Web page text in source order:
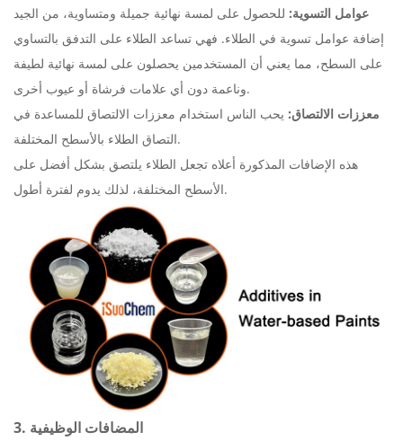
عوامل التسوية: للحصول على لمسة نهائية جميلة ومتساوية، من الجيد
إضافة عوامل تسوية في الطلاء. فهي تساعد الطلاء على التدفق بالتساوي
على السطح، مما يعني أن المستخدمين يحصلون على لمسة نهائية لطيفة
وناعمة دون أي علامات فرشاة أو عيوب أخرى.
معززات الالتصاق: يحب الناس استخدام معززات الالتصاق للمساعدة في
التصاق الطلاء بالأسطح المختلفة.
هذه الإضافات المذكورة أعلاه تجعل الطلاء يلتصق بشكل أفضل على
الأسطح المختلفة، لذلك يدوم لفترة أطول.
3. المضافات الوظيفية